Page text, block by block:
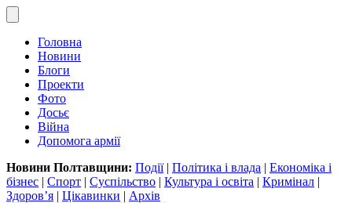
Головна
Новини
Блоги
Проекти
Фото
Досьє
Війна
Допомога армії
Новини Полтавщини: Події| Політика і влада | Економіка і
бізнес | Спорт | Суспільство | Культура і освіта | Кримінал |
Здоров’я | Цікавинки | Архів